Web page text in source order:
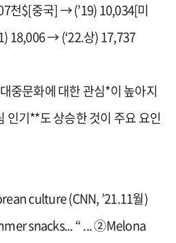
천$[중국]→(’19) 10,034[미
18,006→(‘22.상) 17,737
중문화에 대한관심*이 높아지
인기**도 상승한 것이 주요 요인
culture (CNN, ’21.11월)
snacks... “ ...②Melona